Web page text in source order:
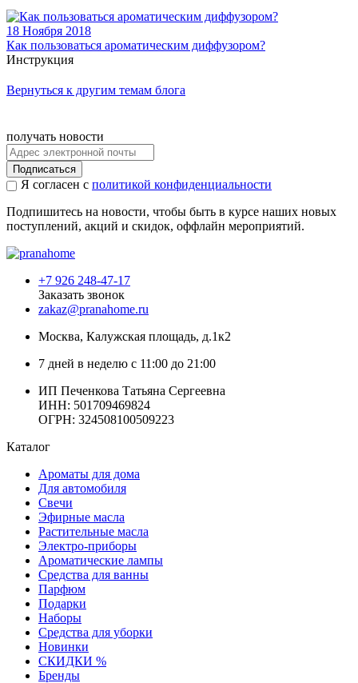
18 Ноября 2018
Как пользоваться ароматическим диффузором?
Инструкция
Вернуться к другим темам блога
получать новости
Подписаться
Я согласен с политикой конфиденциальности
Подпишитесь на новости, чтобы быть в курсе наших новых
поступлений, акций и скидок, оффлайн мероприятий.
+7 926 248-47-17
Заказать звонок
zakaz@pranahome.ru
Москва, Калужская площадь, д.1к2
7 дней в неделю с 11:00 до 21:00
ИП Печенкова Татьяна Сергеевна
ИНН: 501709469824
ОГРН: 324508100509223
Каталог
Ароматы для дома
Для автомобиля
Свечи
Эфирные масла
Растительные масла
Электро-приборы
Ароматические лампы
Средства для ванны
Парфюм
Подарки
Наборы
Средства для уборки
Новинки
СКИДКИ %
Бренды